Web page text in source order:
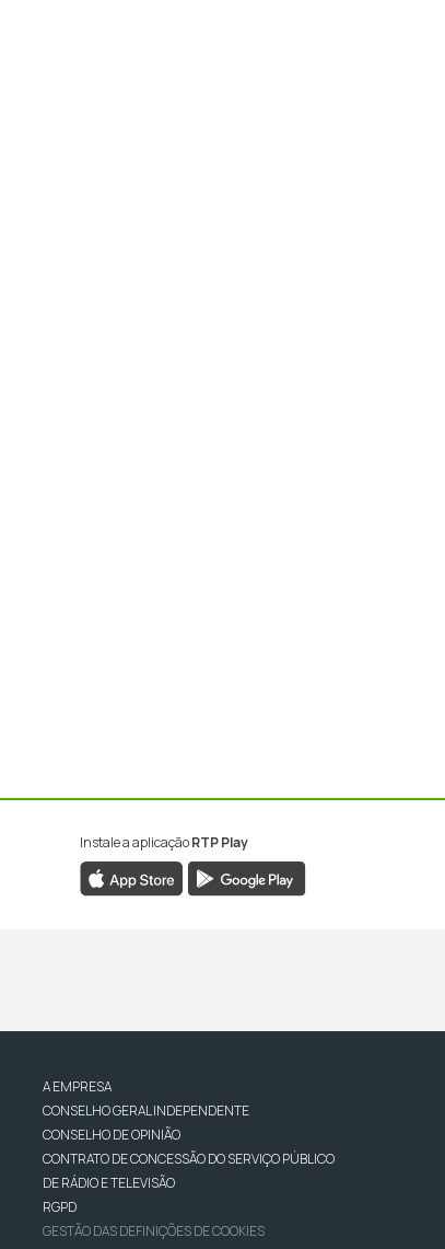
Instale a aplicaçãoRTP Play
A EMPRESA
CONSELHO GERAL INDEPENDENTE
CONSELHO DE OPINIÃO
CONTRATO DE CONCESSÃO DO SERVIÇO PÚBLICO
DE RÁDIO E TELEVISÃO
RGPD
GESTÃO DAS DEFINIÇÕES DE COOKIES